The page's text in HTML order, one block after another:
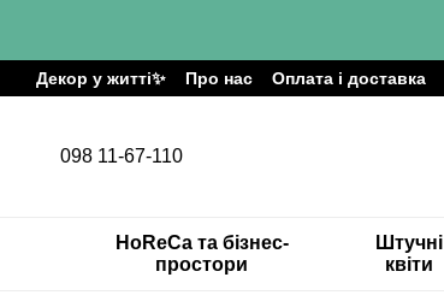
Декор у житті✨ Про нас Оплата і доставка
098 11-67-110
HoReCa та бізнес-
простори
Штучні
квіти